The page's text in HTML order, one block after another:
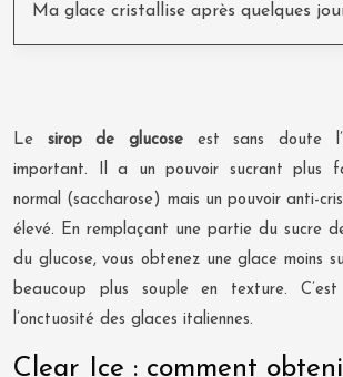
Ma glace cristallise après quelques
Le sirop de glucose est sans doute
important. Il a un pouvoir sucrant plus
normal (saccharose) mais un pouvoir anti-
élevé. En remplaçant une partie du sucre
du glucose, vous obtenez une glace moins
beaucoup plus souple en texture.
l’onctuosité des glaces italiennes.
Clear Ice : comment